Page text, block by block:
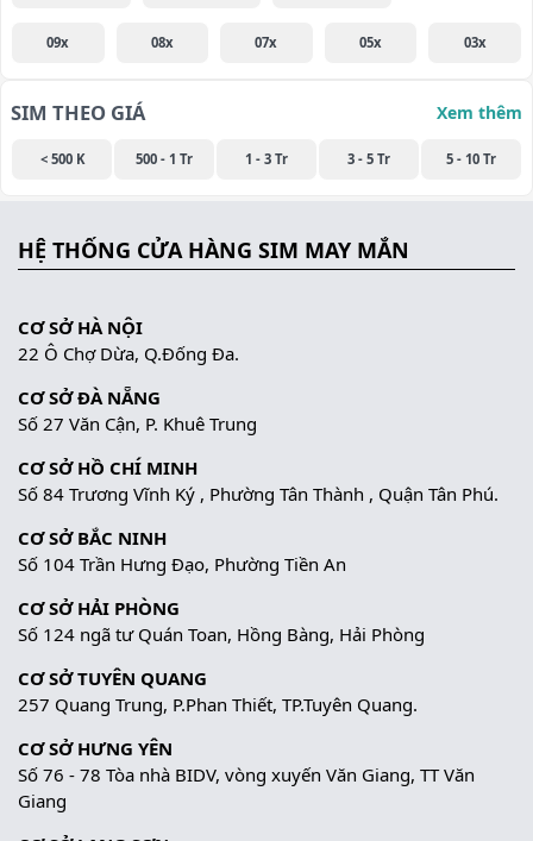
09x 08x 07x 05x 03x
SIM THEO GIÁ Xem thêm
< 500 K 500 - 1 Tr 1 - 3 Tr 3 - 5 Tr 5 - 10 Tr
HỆ THỐNG CỬA HÀNG SIM MAY MẮN
CƠ SỞ HÀ NỘI
22 Ô Chợ Dừa, Q.Đống Đa.
CƠ SỞ ĐÀ NẴNG
Số 27 Văn Cận, P. Khuê Trung
CƠ SỞ HỒ CHÍ MINH
Số 84 Trương Vĩnh Ký , Phường Tân Thành , Quận Tân Phú.
CƠ SỞ BẮC NINH
Số 104 Trần Hưng Đạo, Phường Tiền An
CƠ SỞ HẢI PHÒNG
Số 124 ngã tư Quán Toan, Hồng Bàng, Hải Phòng
CƠ SỞ TUYÊN QUANG
257 Quang Trung, P.Phan Thiết, TP.Tuyên Quang.
CƠ SỞ HƯNG YÊN
Số 76 - 78 Tòa nhà BIDV, vòng xuyến Văn Giang, TT Văn
Giang